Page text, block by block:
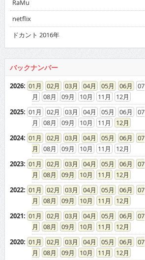
RaMu
netflix
ドカント 2016年
バックナンバー
2026: 01 02 03 04 05 06
07
08
09 10 11
12
2025: 01 02 03 04 05 06
07
08
09 10 11
12
2024: 01 02 03 04 05 06
07
08
09 10 11
12
2023: 01 02 03 04 05 06
07
08
09 10 11
12
2022: 01 02 03 04 05 06
07
08
09 10 11
12
2021: 01 02 03 04 05 06
07
08
09 10 11
12
2020: 01 02 03 04 05 06
07
08
09 10 11
12